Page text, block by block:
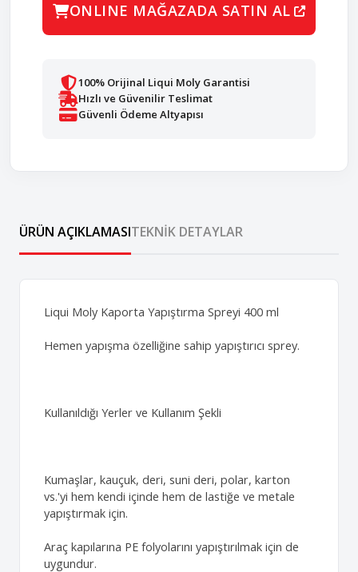
ONLINE MAĞAZADA SATIN AL
100% Orijinal Liqui Moly Garantisi
Hızlı ve Güvenilir Teslimat
Güvenli Ödeme Altyapısı
ÜRÜN AÇIKLAMASITEKNIK DETAYLAR
Liqui Moly Kaporta Yapıştırma Spreyi 400 ml
Hemen yapışma özelliğine sahip yapıştırıcı sprey.
Kullanıldığı Yerler ve Kullanım Şekli
Kumaşlar, kauçuk, deri, suni deri, polar, karton
vs.'yi hem kendi içinde hem de lastiğe ve metale
yapıştırmak için.
Araç kapılarına PE folyolarını yapıştırılmak için de
uygundur.